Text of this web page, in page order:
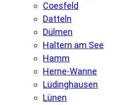
Coesfeld
Datteln
Dülmen
Haltern am See
Hamm
Herne-Wanne
Lüdinghausen
Lünen